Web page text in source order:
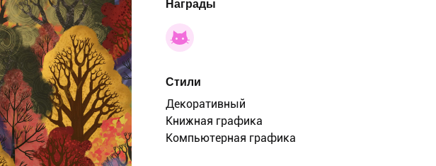
Награды
Стили
Декоративный
Книжная графика
Компьютерная графика